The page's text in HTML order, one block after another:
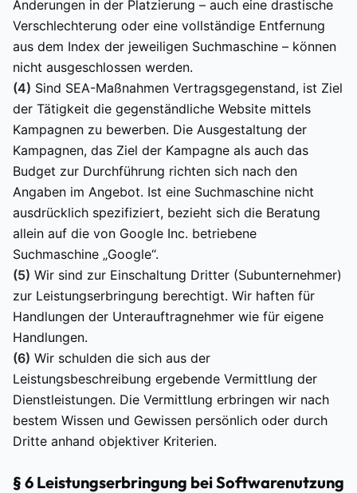
Änderungen in der Platzierung – auch eine drastische
Verschlechterung oder eine vollständige Entfernung
aus dem Index der jeweiligen Suchmaschine – können
nicht ausgeschlossen werden.
(4) Sind SEA-Maßnahmen Vertragsgegenstand, ist Ziel
der Tätigkeit die gegenständliche Website mittels
Kampagnen zu bewerben. Die Ausgestaltung der
Kampagnen, das Ziel der Kampagne als auch das
Budget zur Durchführung richten sich nach den
Angaben im Angebot. Ist eine Suchmaschine nicht
ausdrücklich spezifiziert, bezieht sich die Beratung
allein auf die von Google Inc. betriebene
Suchmaschine „Google“.
(5) Wir sind zur Einschaltung Dritter (Subunternehmer)
zur Leistungserbringung berechtigt. Wir haften für
Handlungen der Unterauftragnehmer wie für eigene
Handlungen.
(6) Wir schulden die sich aus der
Leistungsbeschreibung ergebende Vermittlung der
Dienstleistungen. Die Vermittlung erbringen wir nach
bestem Wissen und Gewissen persönlich oder durch
Dritte anhand objektiver Kriterien.
§ 6 Leistungserbringung bei Softwarenutzung